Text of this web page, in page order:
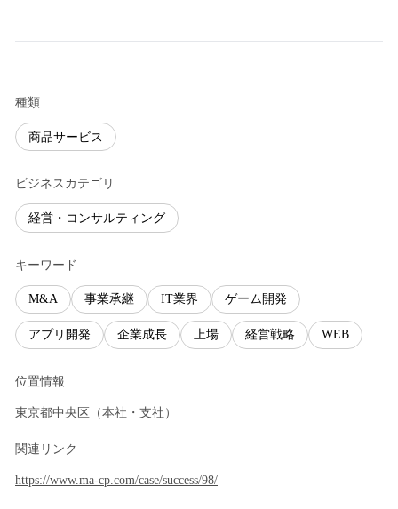
種類
商品サービス
ビジネスカテゴリ
経営・コンサルティング
キーワード
M&A 事業承継 IT業界 ゲーム開発
アプリ開発 企業成長 上場 経営戦略 WEB
位置情報
東京都中央区 （本社・支社 ）
関連リンク
https://www.ma-cp.com/case/success/98/